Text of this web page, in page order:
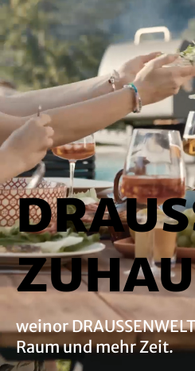
weinor
Raum und mehr Zeit.